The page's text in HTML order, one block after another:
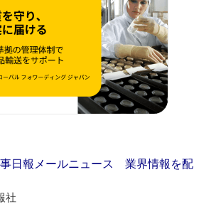
日報メールニュース 業界情報を配
社